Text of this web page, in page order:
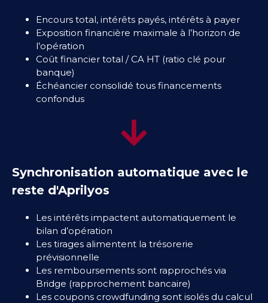
Encours total, intérêts payés, intérêts à payer
Exposition financière maximale à l’horizon de
l’opération
Coût financier total / CA HT (ratio clé pour
banque)
Échéancier consolidé tous financements
confondus
Synchronisation automatique avec le
reste d'Aprilyos
Les intérêts impactent automatiquement le
bilan d’opération
Les tirages alimentent la trésorerie
prévisionnelle
Les remboursements sont rapprochés via
Bridge (rapprochement bancaire)
Les coupons crowdfunding sont isolés du calcul